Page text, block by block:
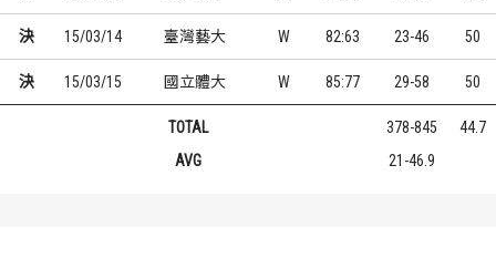
決 15/03/14 臺灣藝大 W 82:63 23-46 50
決 15/03/15 國立體大 W 85:77 29-58 50
TOTAL 378-845
44.7
AVG
21-46.9